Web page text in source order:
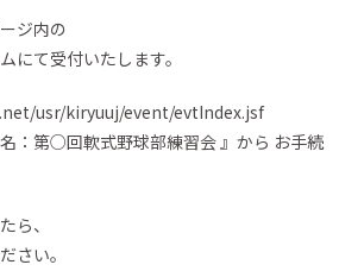
ジ内の
にて受付いたします。
usr/kiryuuj/event/evtIndex.jsf
：第○回軟式野球部練習会 』から お手続
ら、
さい。